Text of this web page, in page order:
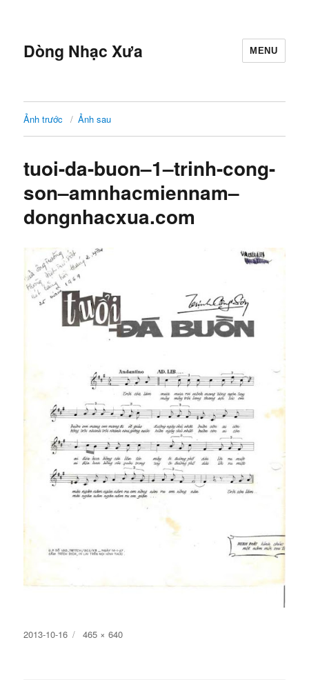
Dòng Nhạc Xưa MENU
Ảnh trước Ảnh sau
tuoi-da-buon–1–trinh-cong-
son–amnhacmiennam–
dongnhacxua.com
Đăng
2013-10-16
Kích
465 × 640